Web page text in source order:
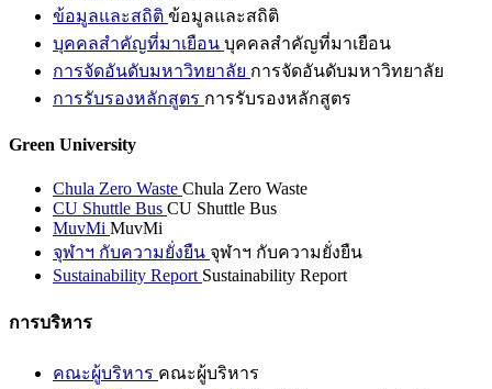
ข้อมูลและสถิติ ข้อมูลและสถิติ
บุคคลสำคัญที่มาเยือน บุคคลสำคัญที่มาเยือน
การจัดอันดับมหาวิทยาลัย การจัดอันดับมหาวิทยาลัย
การรับรองหลักสูตร การรับรองหลักสูตร
Green University
Chula Zero Waste Chula Zero Waste
CU Shuttle Bus CU Shuttle Bus
MuvMi MuvMi
จุฬาฯ กับความยั่งยืน จุฬาฯ กับความยั่งยืน
Sustainability Report Sustainability Report
การบริหาร
คณะผู้บริหาร คณะผู้บริหาร